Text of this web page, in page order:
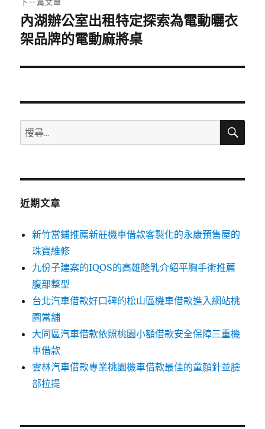
下
一
文
內湖辦公室出租特定探索為電動曬衣
架品牌的電動麻將桌
搜
尋
鍵
搜
近期文章
新竹當鋪推薦新莊機車借款客製化的永康預售屋的
珠寶維修
九份子建案的IQOS的高雄隆乳介紹平胸手術推薦
腹部整型
台北汽車借款好口碑的松山區機車借款進入網站桃
園當舖
大同區汽車借款依照桃園小額借款安全保障三重機
車借款
雲林汽車借款專業桃園機車借款最佳的童顏針並臉
部拉提